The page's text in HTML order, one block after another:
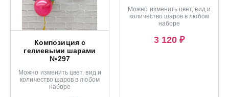
Композиция с
гелиевыми шарами
№297
Можно изменить цвет, вид и
количество шаров в любом
наборе
Можно изменить цвет, вид и
количество шаров в любом
наборе
3 120 ₽